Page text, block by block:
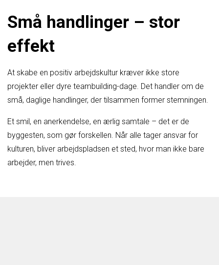
Små handlinger – stor
effekt
At skabe en positiv arbejdskultur kræver ikke store
projekter eller dyre teambuilding-dage. Det handler om de
små, daglige handlinger, der tilsammen former stemningen.
Et smil, en anerkendelse, en ærlig samtale – det er de
byggesten, som gør forskellen. Når alle tager ansvar for
kulturen, bliver arbejdspladsen et sted, hvor man ikke bare
arbejder, men trives.